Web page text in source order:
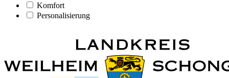
Komfort
Personalisierung